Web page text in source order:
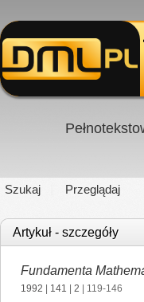
Szukaj Przeglądaj
Artykuł - szczegóły
Fundamenta
1992 141 2 | 119-146